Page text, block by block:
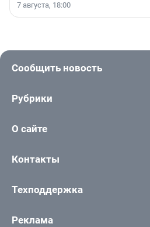
7 августа, 18:00
Сообщить новость
Рубрики
О сайте
Контакты
Техподдержка
Реклама